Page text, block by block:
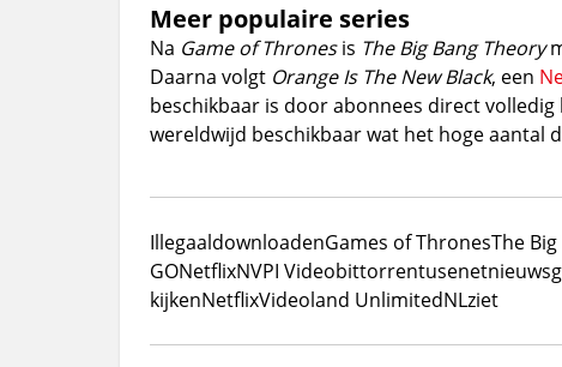
Meer populaire series
Na Game of Thronesis The Big Bang Theory
Daarna volgt Orange Is The New Black, een
beschikbaar is door abonnees direct
wereldwijd beschikbaar wat het hoge aantal
IllegaaldownloadenGames of ThronesThe
GONetflixNVPI Videobittorrentusenet
kijkenNetflixVideoland UnlimitedNLziet